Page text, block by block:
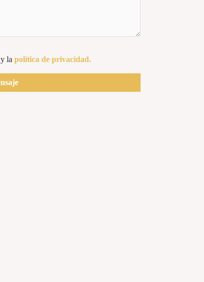
y lapolítica de privacidad.